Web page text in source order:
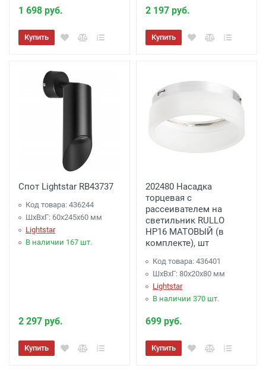
1 698 руб.
Купить
2 197 руб.
Купить
Спот Lightstar RB43737
Код товара: 436244
ШхВхГ: 60x245x60 мм
Lightstar
В наличии 167 шт.
2 297 руб.
Купить
202480 Насадка
торцевая с
рассеивателем на
светильник RULLO
HP16 МАТОВЫЙ (в
комплекте), шт
Код товара: 436401
ШхВхГ: 80x20x80 мм
Lightstar
В наличии 370 шт.
699 руб.
Купить